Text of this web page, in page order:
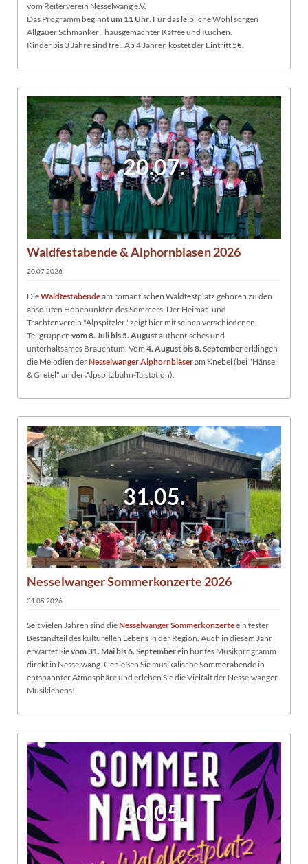
vom Reiterverein Nesselwang e.V.
Das Programm beginntum 11 Uhr. Für das leibliche Wohl sorgen
Allgäuer Schmankerl, hausgemachter Kaffee und Kuchen.
Kinder bis 3 Jahre sind frei. Ab 4 Jahren kostet der Eintritt 5€.
20.07.
Waldfestabende & Alphornblasen 2026
20.07.2026
DieWaldfestabendeam romantischen Waldfestplatz gehören zu den
absoluten Höhepunkten des Sommers. Der Heimat- und
Trachtenverein "Alpspitzler" zeigt hier mit seinen verschiedenen
Teilgruppen vom 8. Juli bis 5. Augustauthentisches und
unterhaltsames Brauchtum. Vom 4. August bis 8. Septembererklingen
die Melodien derNesselwanger Alphornbläseram Knebel (bei "Hänsel
& Gretel" an der Alpspitzbahn-Talstation).
31.05.
Nesselwanger Sommerkonzerte 2026
31.05.2026
Seit vielen Jahren sind dieNesselwanger Sommerkonzerteein fester
Bestandteil des kulturellen Lebens in der Region. Auch in diesem Jahr
erwartet Sievom 31. Mai bis 6. Septemberein buntes Musikprogramm
direkt in Nesselwang. Genießen Sie musikalische Sommerabende in
entspannter Atmosphäre und erleben Sie die Vielfalt der Nesselwanger
Musiklebens!
30.05.